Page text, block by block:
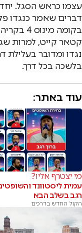
עצמו כראש הסגל.
דברים שאמר כנגדו
בקומה
קטאר קייט, למרות
נגדו ומדובר
בלשכה בכל דרך.
עוד באתר:
מי יצטרף אליו?
עמית ליסטוונד
רגב בשלב הבא
הקול החדש בדרכים